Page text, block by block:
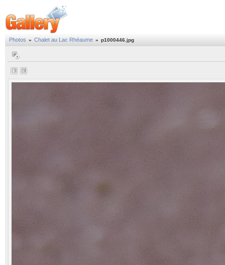
Photos » Chalet au Lac Rhéaume » p1000446.jpg